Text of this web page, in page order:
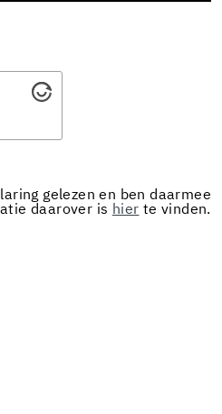
gelezen en ben daarmee
daarover is hier te vinden.